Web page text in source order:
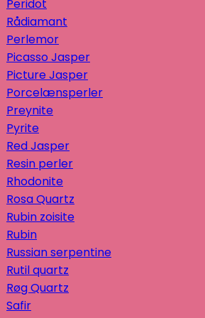
Peridot
Rådiamant
Perlemor
Picasso Jasper
Picture Jasper
Porcelænsperler
Preynite
Pyrite
Red Jasper
Resin perler
Rhodonite
Rosa Quartz
Rubin zoisite
Rubin
Russian serpentine
Rutil quartz
Røg Quartz
Safir